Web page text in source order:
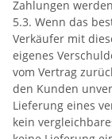
Zahlungen
5.3. Wenn das
Verkäufer mit
eigenes
vom Vertrag
den Kunden
Lieferung eines
kein